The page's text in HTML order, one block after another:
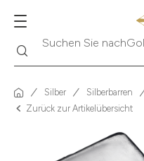
Suchen Sie nach
Silber Silberbarren
Zurück zur Artikelübersicht